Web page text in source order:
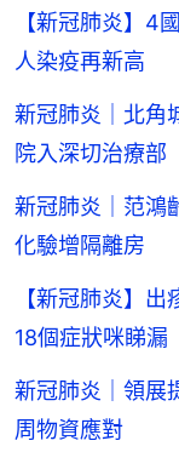
【新冠肺炎】4
人染疫再新高
新冠肺炎｜北
院入深切治療部
新冠肺炎｜范
化驗增隔離房
【新冠肺炎】
18個症狀咪睇漏
新冠肺炎｜領
周物資應對